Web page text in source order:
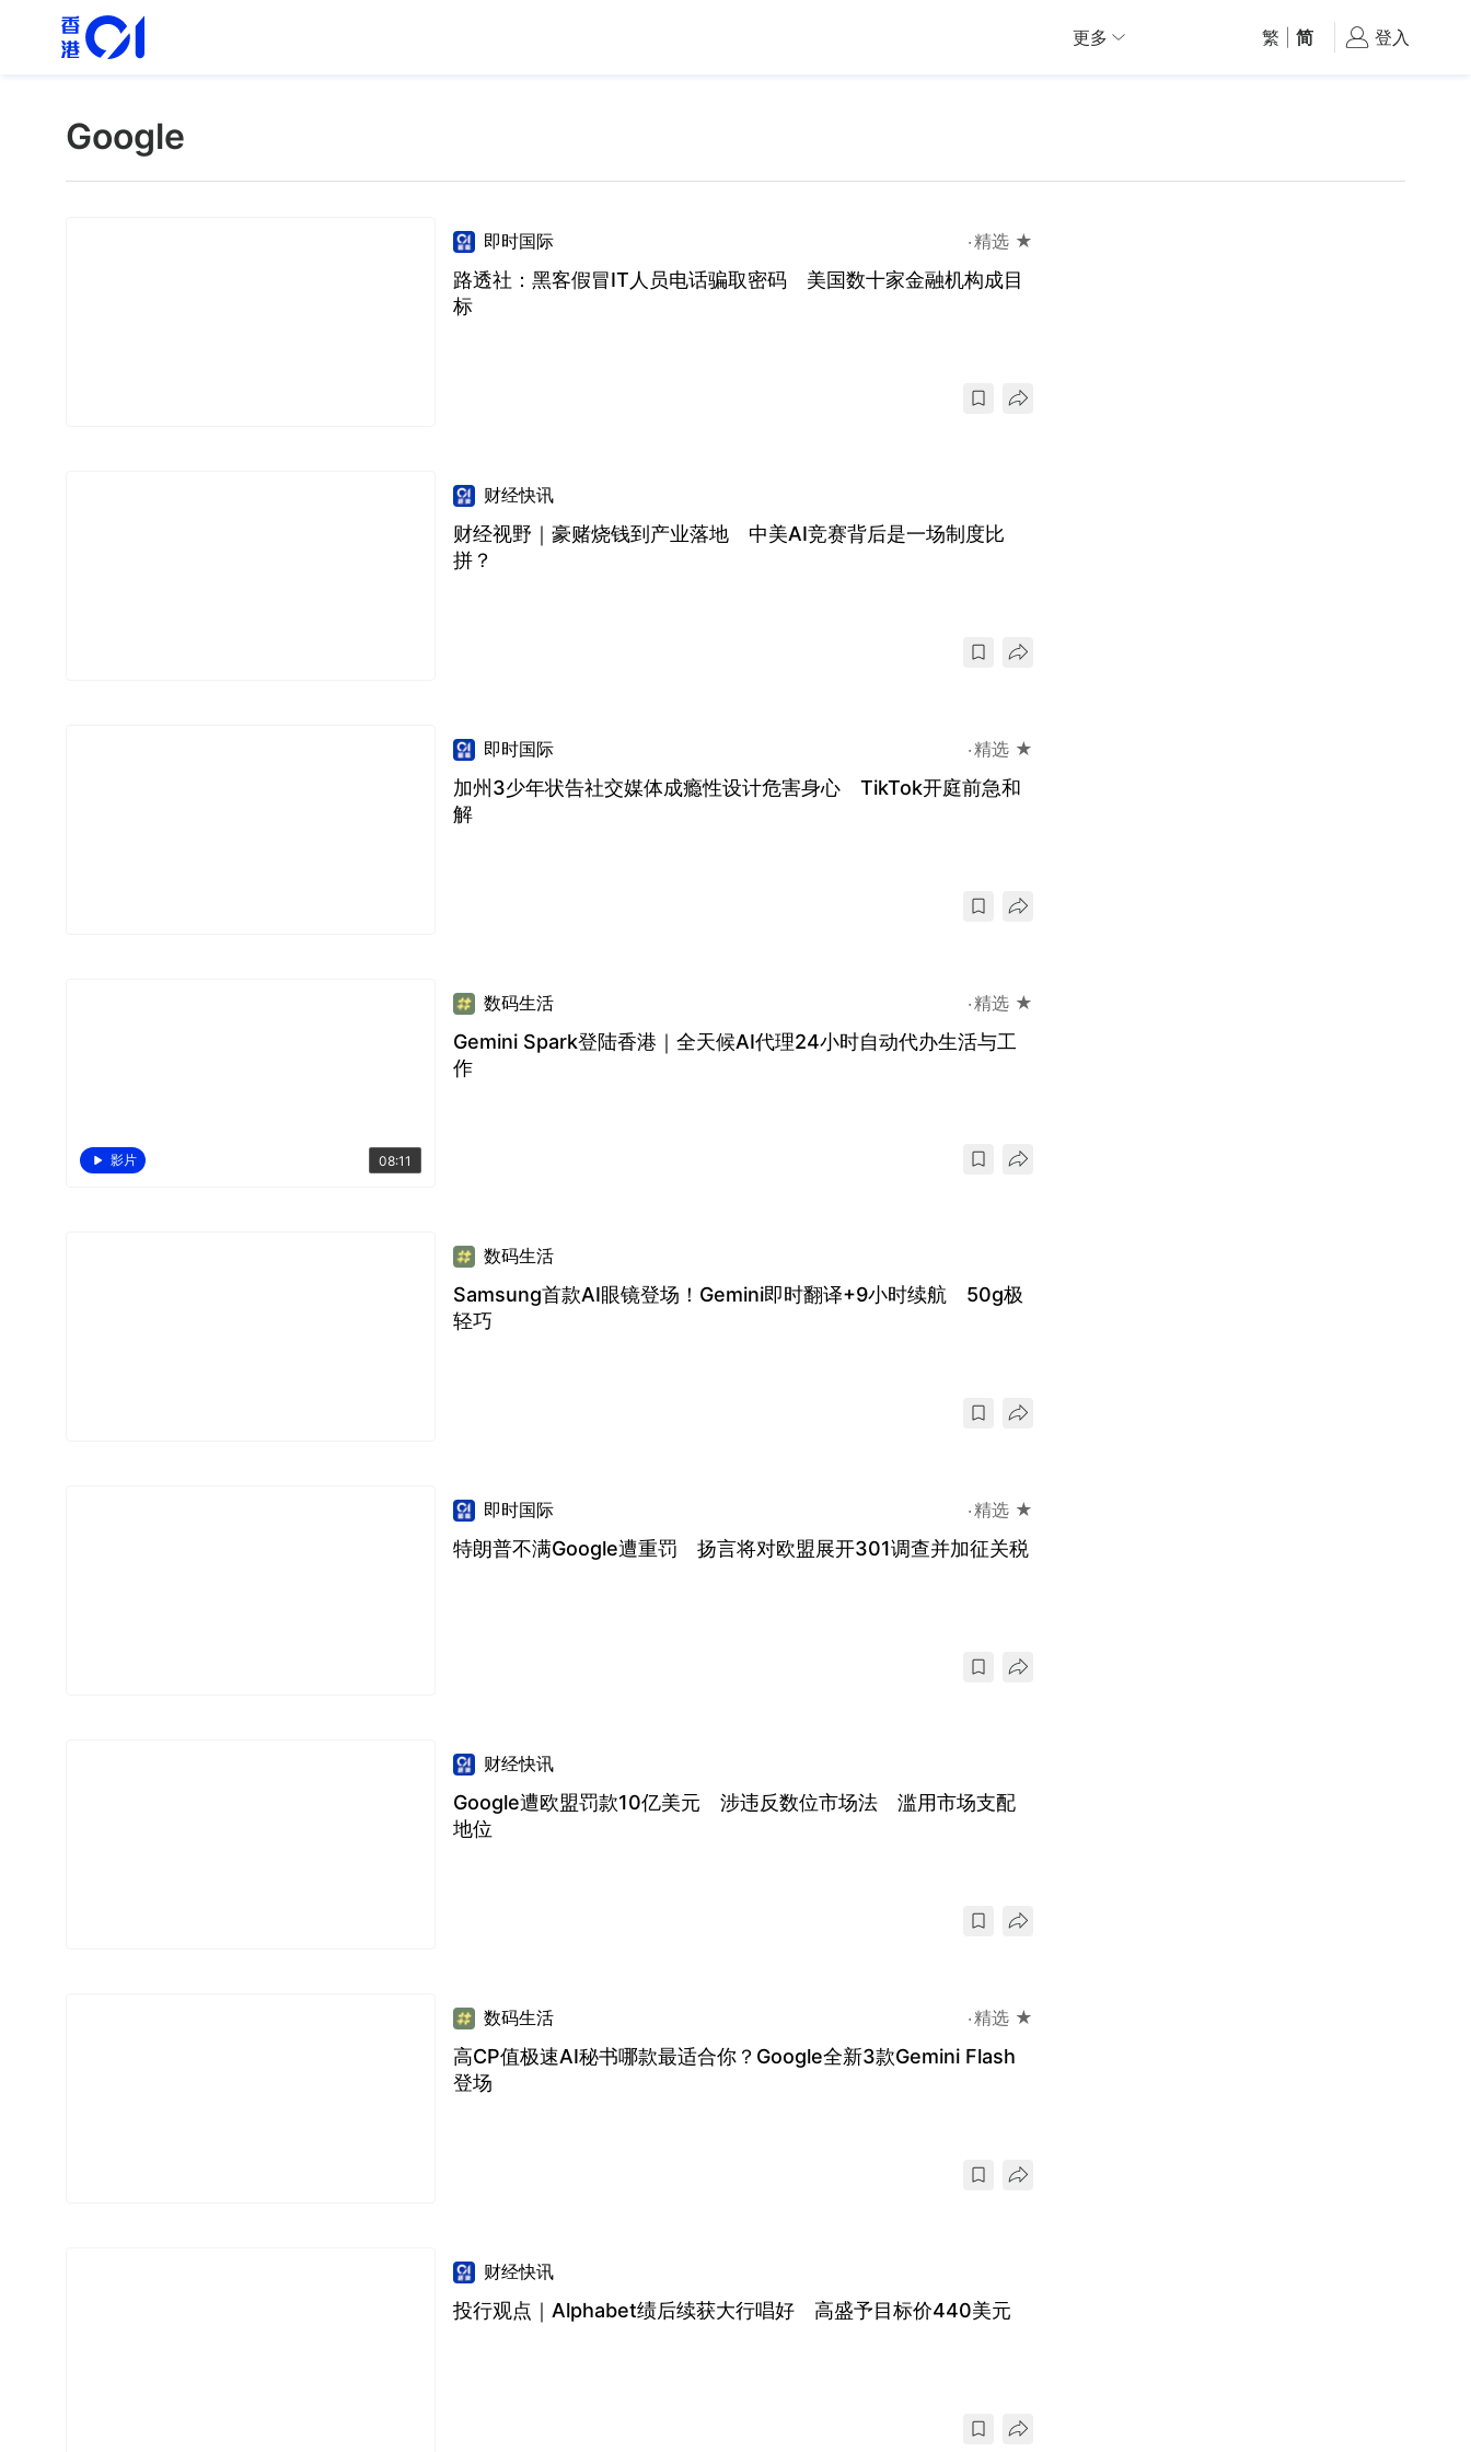
更多 繁 简 登入
Google
即时国际 精选 ★
路透社：黑客假冒IT人员电话骗取密码 美国数十家金融机构成目
标
财经快讯
财经视野｜豪赌烧钱到产业落地 中美AI竞赛背后是一场制度比
拼？
即时国际 精选 ★
加州3少年状告社交媒体成瘾性设计危害身心 TikTok开庭前急和
解
影片 08:11
数码生活 精选 ★
Gemini Spark登陆香港｜全天候AI代理24小时自动代办生活与工
作
数码生活
Samsung首款AI眼镜登场！Gemini即时翻译+9小时续航 50g极
轻巧
即时国际 精选 ★
特朗普不满Google遭重罚 扬言将对欧盟展开301调查并加征关税
财经快讯
Google遭欧盟罚款10亿美元 涉违反数位市场法 滥用市场支配
地位
数码生活 精选 ★
高CP值极速AI秘书哪款最适合你？Google全新3款Gemini Flash
登场
财经快讯
投行观点｜Alphabet绩后续获大行唱好 高盛予目标价440美元